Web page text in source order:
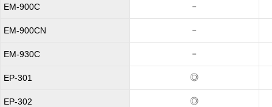
EM-900C －
EM-900CN －
EM-930C －
EP-301 ◎
EP-302 ◎